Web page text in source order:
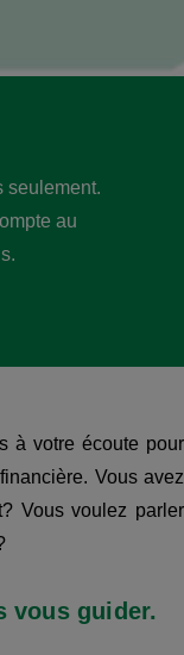
seulement.
au
à votre écoute pour
Vous avez
Vous voulez parler
vous guider.